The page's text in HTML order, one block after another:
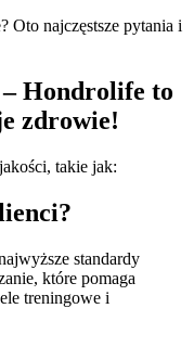
Oto najczęstsze pytania i
– Hondrolife to
zdrowie!
takie jak:
standardy
które pomaga
treningowe i